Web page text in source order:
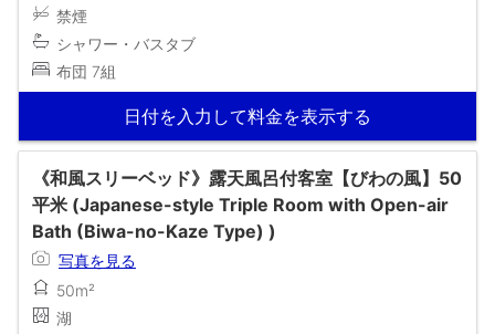
禁煙
シャワー・バスタブ
布団 7組
日付を入力して料金を表示する
《和風スリーベッド》露天風呂付客室【びわの風】50
平米 (Japanese-style Triple Room with Open-air
Bath (Biwa-no-Kaze Type) )
写真を見る
50m²
湖